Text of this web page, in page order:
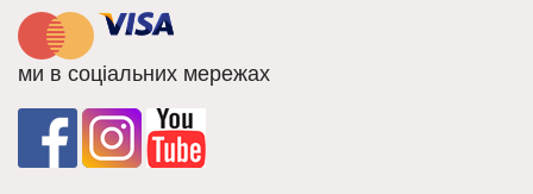
ми в соціальних мережах